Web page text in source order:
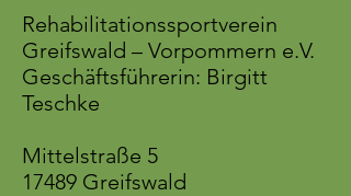
Rehabilitationssportverein
Greifswald – Vorpommern e.V.
Geschäftsführerin: Birgitt
Teschke
Mittelstraße 5
17489 Greifswald